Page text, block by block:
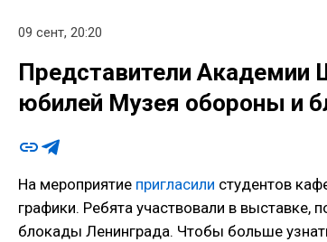
09 сент, 20:20
Представители Академии
юбилей Музея обороны и
На мероприятие пригласили студентов
графики. Ребята участвовали в выставке,
блокады Ленинграда. Чтобы больше